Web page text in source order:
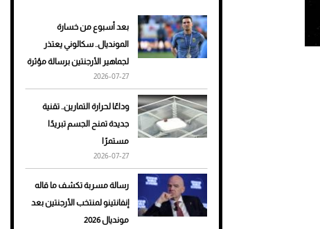
تمنحك فخامة استثنائية
هوى الأبطال
أفضل تدريج للشعر الطويل
لإطلالة جريئة وعصرية
للرجال
بعد أسبوع من خسارة
المونديال.. سكالوني يعتذر
لجماهير الأرجنتين برسالة مؤثرة
2026-07-27
وداعًا لحرارة التمارين.. تقنية
جديدة تمنح الجسم تبريدًا
مستمرًا
2026-07-27
رسالة مسربة تكشف ما قاله
إنفانتينو لمنتخب الأرجنتين بعد
مونديال 2026